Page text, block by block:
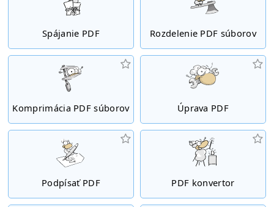
Spájanie PDF Rozdelenie PDF súborov
Komprimácia PDF súborov Úprava PDF
Podpísať PDF PDF konvertor